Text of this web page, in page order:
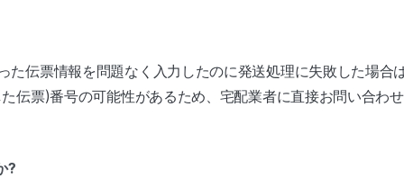
た伝票情報を問題なく入力したのに発送処理に失敗した場合
伝票)番号の可能性があるため、宅配業者に直接お問い合わ
?